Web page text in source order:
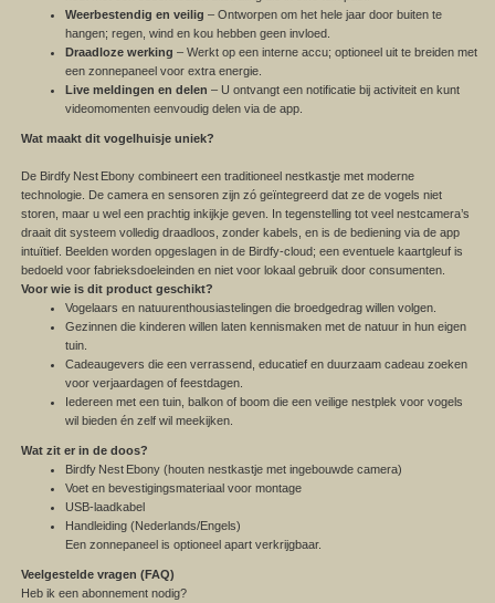
Weerbestendig en veilig – Ontworpen om het hele jaar door buiten te
hangen; regen, wind en kou hebben geen invloed.
Draadloze werking – Werkt op een interne accu; optioneel uit te breiden met
een zonnepaneel voor extra energie.
Live meldingen en delen – U ontvangt een notificatie bij activiteit en kunt
videomomenten eenvoudig delen via de app.
Wat maakt dit vogelhuisje uniek?
De Birdfy Nest Ebony combineert een traditioneel nestkastje met moderne
technologie. De camera en sensoren zijn zó geïntegreerd dat ze de vogels niet
storen, maar u wel een prachtig inkijkje geven. In tegenstelling tot veel nestcamera’s
draait dit systeem volledig draadloos, zonder kabels, en is de bediening via de app
intuïtief. Beelden worden opgeslagen in de Birdfy-cloud; een eventuele kaartgleuf is
bedoeld voor fabrieksdoeleinden en niet voor lokaal gebruik door consumenten.
Voor wie is dit product geschikt?
Vogelaars en natuurenthousiastelingen die broedgedrag willen volgen.
Gezinnen die kinderen willen laten kennismaken met de natuur in hun eigen
tuin.
Cadeaugevers die een verrassend, educatief en duurzaam cadeau zoeken
voor verjaardagen of feestdagen.
Iedereen met een tuin, balkon of boom die een veilige nestplek voor vogels
wil bieden én zelf wil meekijken.
Wat zit er in de doos?
Birdfy Nest Ebony (houten nestkastje met ingebouwde camera)
Voet en bevestigingsmateriaal voor montage
USB‑laadkabel
Handleiding (Nederlands/Engels)
Een zonnepaneel is optioneel apart verkrijgbaar.
Veelgestelde vragen (FAQ)
Heb ik een abonnement nodig?